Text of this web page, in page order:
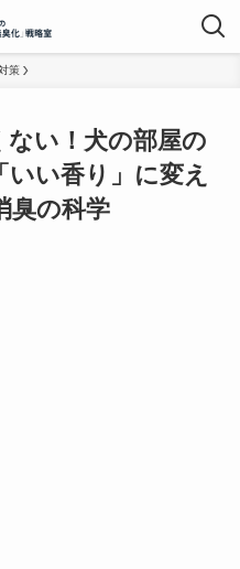
策
い！犬の部屋の
い香り」に変え
臭の科学